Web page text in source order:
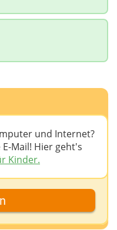
und Internet?
Mail! Hier geht's
Kinder.